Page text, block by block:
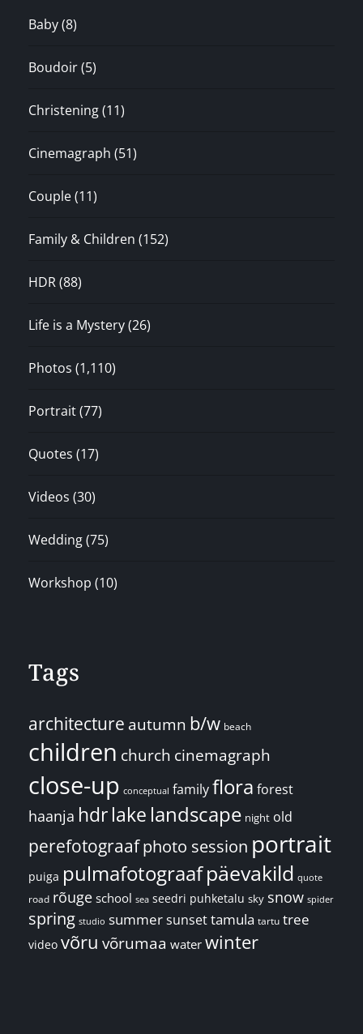
Baby(8)
Boudoir(5)
Christening(11)
Cinemagraph (51)
Couple(11)
Family & Children (152)
HDR(88)
Life is a Mystery(26)
Photos (1,110)
Portrait(77)
Quotes (17)
Videos (30)
Wedding(75)
Workshop (10)
Tags
architecture autumn b/w beach
children church cinemagraph
close-up conceptual familyflora forest
haanja hdrlake landscape night old
perefotograafphoto session portrait
puiga pulmafotograafpäevakild quote
road rõuge school sea seedri puhketalu sky snow spider
spring studio summersunsettamula tartu tree
video võru võrumaa water winter